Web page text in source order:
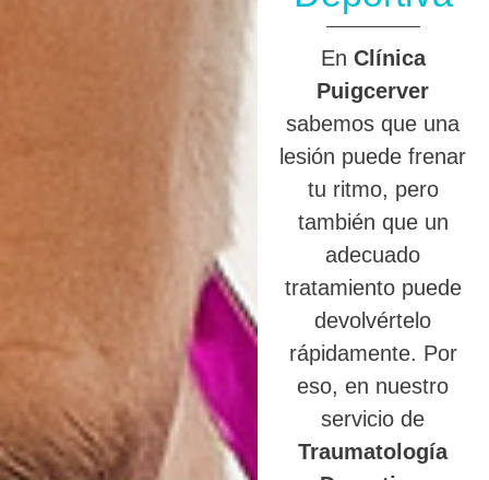
En Clínica
Puigcerver
sabemos que una
lesión puede frenar
tu ritmo, pero
también que un
adecuado
tratamiento puede
devolvértelo
rápidamente. Por
eso, en nuestro
servicio de
Traumatología